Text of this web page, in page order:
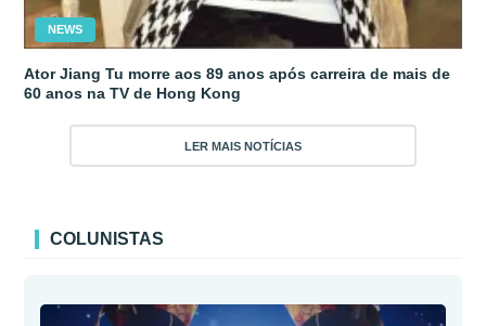
NEWS
Ator Jiang Tu morre aos 89 anos após carreira de mais de
60 anos na TV de Hong Kong
LER MAIS NOTÍCIAS
COLUNISTAS